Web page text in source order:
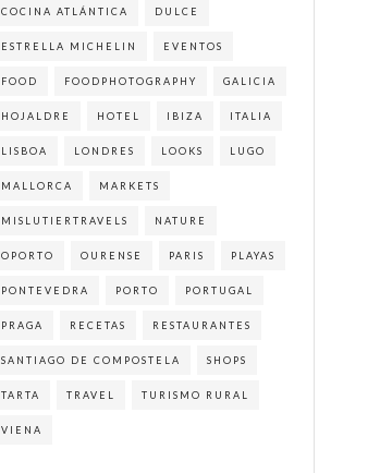
COCINA ATLÁNTICA DULCE
ESTRELLA MICHELIN EVENTOS
FOOD FOODPHOTOGRAPHY GALICIA
HOJALDRE HOTEL IBIZA ITALIA
LISBOA LONDRES LOOKS LUGO
MALLORCA MARKETS
MISLUTIERTRAVELS NATURE
OPORTO OURENSE PARIS PLAYAS
PONTEVEDRA PORTO PORTUGAL
PRAGA RECETAS RESTAURANTES
SANTIAGO DE COMPOSTELA SHOPS
TARTA TRAVEL TURISMO RURAL
VIENA